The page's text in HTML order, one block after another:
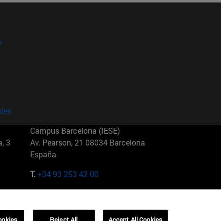
3
Campus Barcelona (IESE)
Av. Pearson, 21 08034 Barcelona
España
T.+34 93 253 42 00
01321001 Bela Vista Brasil